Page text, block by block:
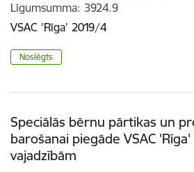
Līgumsumma 3924.9
VSAC 'Rīga' 2019/4
Noslēgts
Speciālās bērnu pārtikas un
barošanai piegāde VSAC
vajadzībām